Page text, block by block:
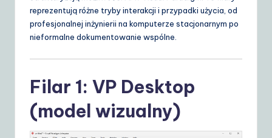
o
A
ft
reprezentują różne tryby interakcji i przypadki użycia, od
profesjonalnej inżynierii na komputerze stacjonarnym po
nieformalne dokumentowanie wspólne.
Filar 1: VP Desktop
(model wizualny)